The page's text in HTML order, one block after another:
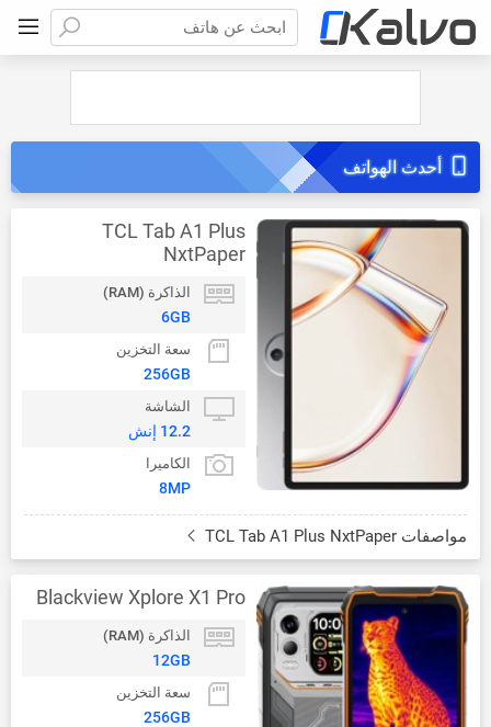
ابحث عن هاتف
أحدث الهواتف
TCL Tab A1 Plus
NxtPaper
الذاكرة (RAM)
6GB
سعة التخزين
256GB
الشاشة
12.2 إنش
الكاميرا
8MP
مواصفات TCL Tab A1 Plus NxtPaper
Blackview Xplore X1 Pro
الذاكرة (RAM)
12GB
سعة التخزين
256GB